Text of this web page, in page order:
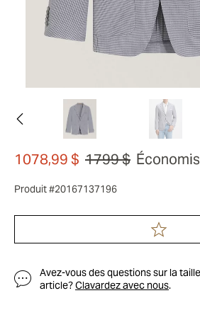
1078,99 $ 1799 $
Produit #20167137196
Avez-vous des questions sur la
article?Clavardez avec nous.